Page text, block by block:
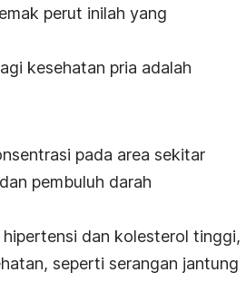
perut inilah yang
kesehatan pria adalah
pada area sekitar
pembuluh darah
dan kolesterol tinggi,
seperti serangan jantung